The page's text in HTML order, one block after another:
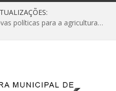
Câmara de Muaná aprova novas políticas para a agricultura e solicita reforma da Ponte do Reduto